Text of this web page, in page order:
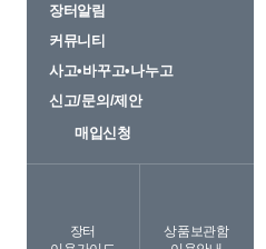
장터알림
커뮤니티
사고•바꾸고•나누고
신고/문의/제안
매입신청
장터
상품보관함